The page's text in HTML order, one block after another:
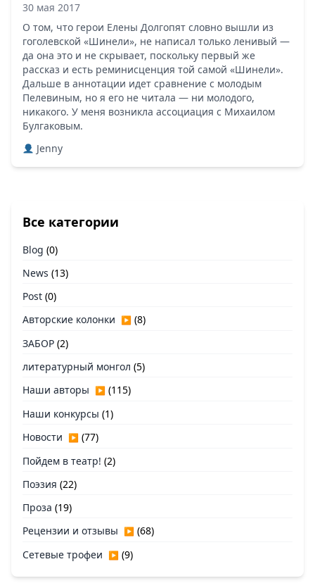
30 мая 2017
О том, что герои Елены Долгопят словно вышли из
гоголевской «Шинели», не написал только ленивый —
да она это и не скрывает, поскольку первый же
рассказ и есть реминисценция той самой «Шинели».
Дальше в аннотации идет сравнение с молодым
Пелевиным, но я его не читала — ни молодого,
никакого. У меня возникла ассоциация с Михаилом
Булгаковым.
Jenny
Все категории
Blog (0)
News (13)
Post (0)
Авторские колонки ▶ (8)
ЗАБОР (2)
литературный монгол (5)
Наши авторы ▶ (115)
Наши конкурсы (1)
Новости ▶ (77)
Пойдем в театр! (2)
Поэзия (22)
Проза (19)
Рецензии и отзывы ▶ (68)
Сетевые трофеи ▶ (9)